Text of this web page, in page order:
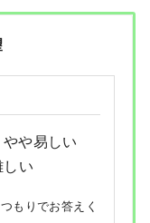
やや易しい
しい
もりでお答えく